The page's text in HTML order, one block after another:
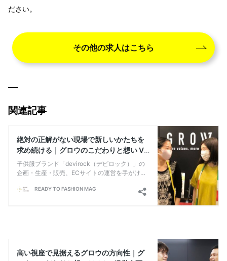
ださい。
その他の求人はこちら
関連記事